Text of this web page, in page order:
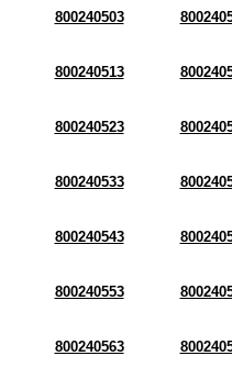
800240503
800240513
800240523
800240533
800240543
800240553
800240563